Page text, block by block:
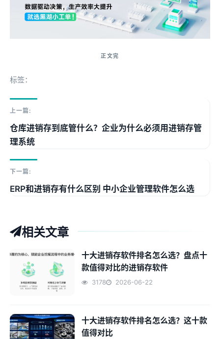
标签：
上一篇:
仓库进销存到底管什么？企业为什么必须用进销存管
理系统
下一篇:
ERP和进销存有什么区别 中小企业管理软件怎么选
相关文章
十大进销存软件排名怎么选？盘点十
款值得对比的进销存软件
3178 2026-06-22
十大进销存软件排名怎么选？这十款
值得对比